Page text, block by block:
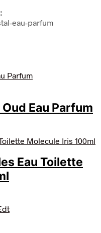
eau-parfum
Eau Parfum
kr..
Eau Toilette